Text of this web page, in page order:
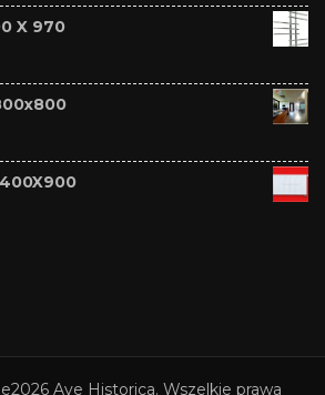
X 970
Ave Historica. Wszelkie prawa